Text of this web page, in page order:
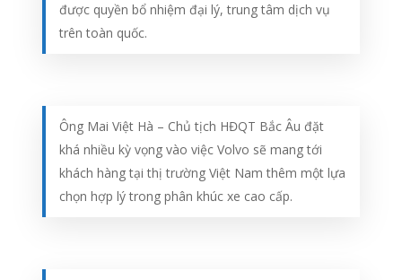
được quyền bổ nhiệm đại lý, trung tâm dịch vụ
trên toàn quốc.
Ông Mai Việt Hà – Chủ tịch HĐQT Bắc Âu đặt
khá nhiều kỳ vọng vào việc Volvo sẽ mang tới
khách hàng tại thị trường Việt Nam thêm một lựa
chọn hợp lý trong phân khúc xe cao cấp.